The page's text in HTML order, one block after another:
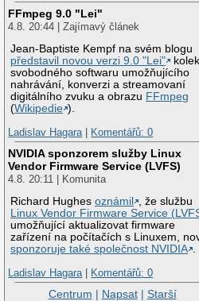
FFmpeg 9.0 "Lei"
4.8. 20:44 | Zajímavý článek
Jean-Baptiste Kempf na svém blogu
představil novou verzi 9.0 "Lei"
svobodného softwaru umožňujícího
nahrávání, konverzi a streamovaní
digitálního zvuku a obrazu FFmpeg
(Wikipedie ).
Ladislav Hagara| Komentářů: 0
NVIDIA sponzorem služby Linux
Vendor Firmware Service (LVFS)
4.8. 20:11 | Komunita
Richard Hughesoznámil
, že službu
Linux Vendor Firmware Service
umožňující aktualizovat firmware
zařízení na počítačích s Linuxem,
sponzoruje také společnost NVIDIA .
Ladislav Hagara| Komentářů: 0
Centrum | Napsat| Starší